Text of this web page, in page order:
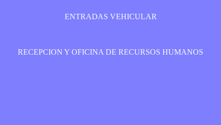
ENTRADAS VEHICULAR
RECEPCION Y OFICINA DE RECURSOS HUMANOS